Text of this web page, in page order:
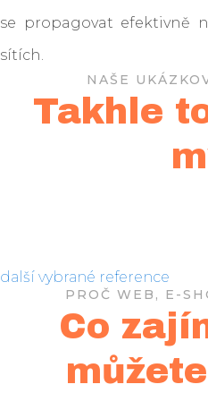
se propagovat efektivně
sítích.
NAŠE
Takhle
další vybrané reference
PROČ WEB, E-
Co